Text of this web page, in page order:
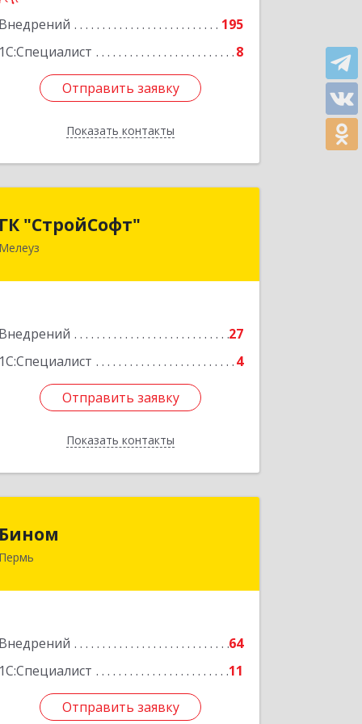
Внедрений
195
1С:Специалист
8
Отправить заявку
Показать контакты
Отправить заявку
Назад
ГК "СтройСофт"
Мелеуз
Внедрений
27
1С:Специалист
4
Отправить заявку
Показать контакты
ГК "СтройСофт"
453852, Башкортостан Респ, Мелеуз г,
Отправить заявку
Назад
Бином
Пермь
Внедрений
64
1С:Специалист
11
Отправить заявку
Отправить заявку